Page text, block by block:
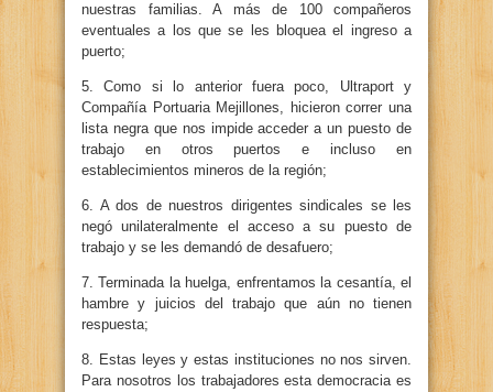
nuestras familias. A más de 100 compañeros
eventuales a los que se les bloquea el ingreso a
puerto;
5. Como si lo anterior fuera poco, Ultraport y
Compañía Portuaria Mejillones, hicieron correr una
lista negra que nos impide acceder a un puesto de
trabajo en otros puertos e incluso en
establecimientos mineros de la región;
6. A dos de nuestros dirigentes sindicales se les
negó unilateralmente el acceso a su puesto de
trabajo y se les demandó de desafuero;
7. Terminada la huelga, enfrentamos la cesantía, el
hambre y juicios del trabajo que aún no tienen
respuesta;
8. Estas leyes y estas instituciones no nos sirven.
Para nosotros los trabajadores esta democracia es